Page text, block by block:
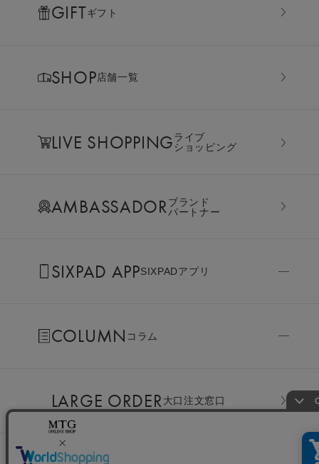
GIFTギフト
SHOP店舗一覧
LIVE SHOPPINGライブ
ショッピング
AMBASSADORブランド
パートナー
SIXPAD APPSIXPADアプリ
COLUMN コラム
LARGE ORDER⼤⼝注⽂窓⼝